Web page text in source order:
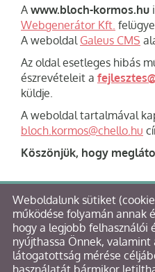
A www.bloch-kormos.hu
Webgenerátor Kft.
A weboldal Galeus CMS
Az oldal esetleges hibás
észrevételeit a
küldje.
A weboldal tartalmával
bloch.kormos@chello.hu
Köszönjük, hogy
© 2026 - Bloch &
Oldal információkl
Weboldalunk sütiket
működése folyamán annak
hogy a legjobb felhasználói
nyújthassa Önnek, valamint
látogatottság mérése
használatát bármikor